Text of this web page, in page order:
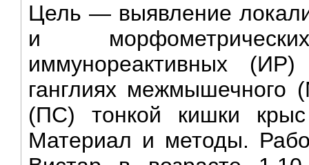
Цель — выявление
и
иммунореактивных
ганглиях межмышечного
(ПС) тонкой кишки крыс
Материал и методы.